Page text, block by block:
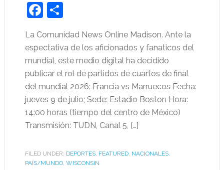
Facebook
Share
La Comunidad News Online Madison. Ante la
espectativa de los aficionados y fanaticos del
mundial, este medio digital ha decidido
publicar el rol de partidos de cuartos de final
del mundial 2026: Francia vs Marruecos Fecha:
jueves 9 de julio; Sede: Estadio Boston Hora:
14:00 horas (tiempo del centro de México)
Transmisión: TUDN, Canal 5, […]
FILED UNDER: DEPORTES, FEATURED, NACIONALES,
PAÍS/MUNDO, WISCONSIN